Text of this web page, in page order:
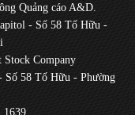
Quảng cáo A&D.
- Số 58 Tố Hữu -
Company
Số 58 Tố Hữu - Phường
1639.